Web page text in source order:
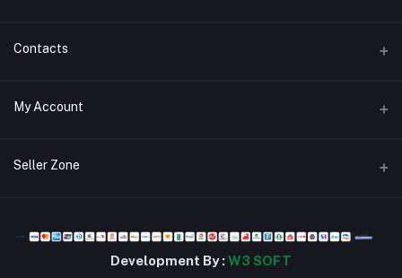
Contacts
Address
Phone
stsbd24@gmail.com
My Account
Login
Seller Zone
Development By :W3 SOFT